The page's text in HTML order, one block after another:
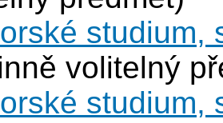
studium,
volitelný
studium,